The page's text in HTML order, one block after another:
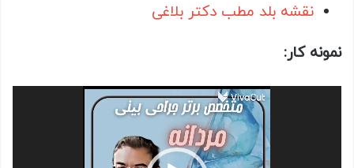
نقشه بلد مطب دکتر بلاغی
نمونه کار:
نمایشگر
ویدیو